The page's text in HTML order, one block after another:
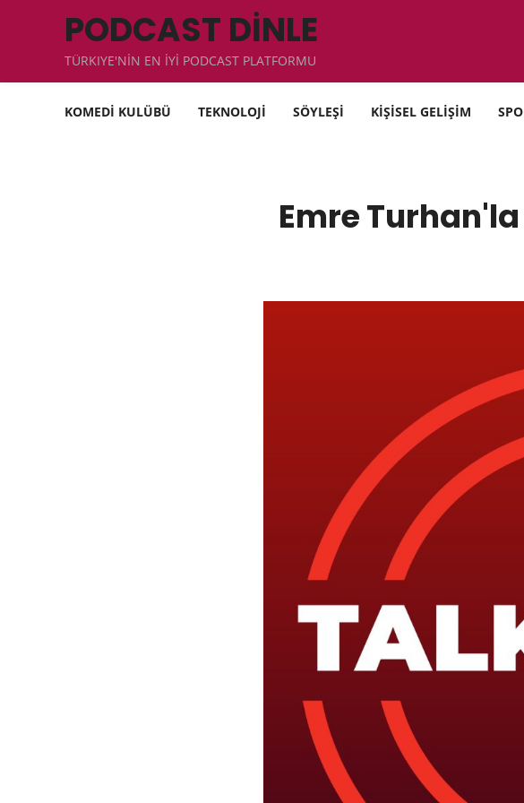
PODCAST DİNLE
TÜRKIYE'NİN EN İYİ PODCAST PLATFORMU
KOMEDİ KULÜBÜ TEKNOLOJİ SÖYLEŞİ KİŞİSEL GELİŞİM
Emre